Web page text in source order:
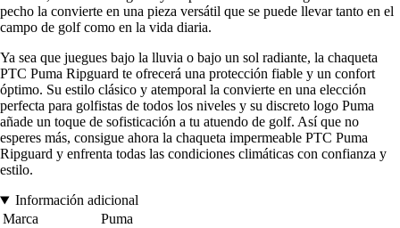
pecho la convierte en una pieza versátil que se puede llevar tanto en el
campo de golf como en la vida diaria.
Ya sea que juegues bajo la lluvia o bajo un sol radiante, la chaqueta
PTC Puma Ripguard te ofrecerá una protección fiable y un confort
óptimo. Su estilo clásico y atemporal la convierte en una elección
perfecta para golfistas de todos los niveles y su discreto logo Puma
añade un toque de sofisticación a tu atuendo de golf. Así que no
esperes más, consigue ahora la chaqueta impermeable PTC Puma
Ripguard y enfrenta todas las condiciones climáticas con confianza y
estilo.
Información adicional
Marca
Puma